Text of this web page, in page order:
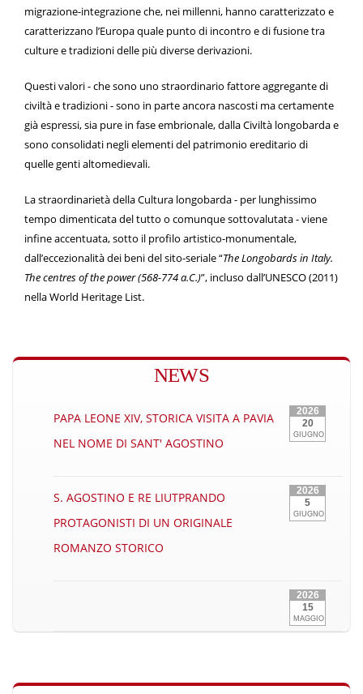
migrazione-integrazione che, nei millenni, hanno caratterizzato e
caratterizzano l’Europa quale punto di incontro e di fusione tra
culture e tradizioni delle più diverse derivazioni.
Questi valori - che sono uno straordinario fattore aggregante di
civiltà e tradizioni - sono in parte ancora nascosti ma certamente
già espressi, sia pure in fase embrionale, dalla Civiltà longobarda e
sono consolidati negli elementi del patrimonio ereditario di
quelle genti altomedievali.
La straordinarietà della Cultura longobarda - per lunghissimo
tempo dimenticata del tutto o comunque sottovalutata - viene
infine accentuata, sotto il profilo artistico-monumentale,
dall’eccezionalità dei beni del sito-seriale “The Longobards in Italy.
The centres of the power (568-774 a.C.)”, incluso dall’UNESCO (2011)
nella World Heritage List.
NEWS
2026
20
GIUGNO
PAPA LEONE XIV, STORICA VISITA A PAVIA
NEL NOME DI SANT' AGOSTINO
2026
5
GIUGNO
S. AGOSTINO E RE LIUTPRANDO
PROTAGONISTI DI UN ORIGINALE
ROMANZO STORICO
2026
15
MAGGIO